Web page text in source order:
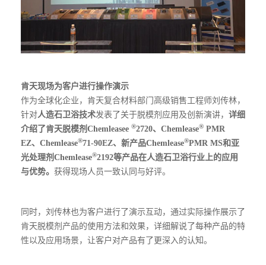
肯天现场为客户进行操作演示
作为全球化企业，肯天复合材料部门高级销售工程师刘传林，
针对人造石卫浴技术发表了关于脱模剂应用及创新演讲， 详细
介绍了肯天脱模剂 Chemleasee ®2720、Chemlease® PMR
EZ、Chemlease®71-90EZ、新产品Chemlease®PMR MS和亚
光处理剂Chemlease®2192等产品在人造石卫浴行业上的应用
与优势。 获得现场人员一致认同与好评。
同时，刘传林也为客户进行了演示互动，通过实际操作展示了
肯天脱模剂产品的使用方法和效果，详细解说了每种产品的特
性以及应用场景，让客户对产品有了更深入的认知。